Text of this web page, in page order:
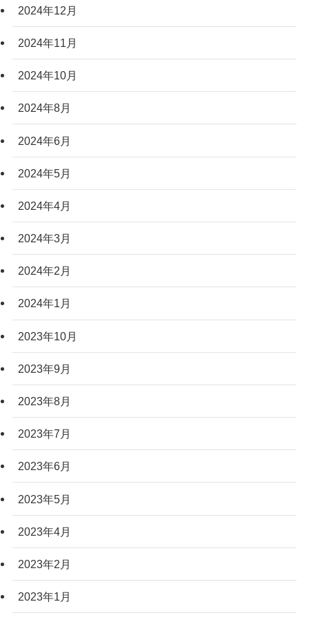
2024年12月
2024年11月
2024年10月
2024年8月
2024年6月
2024年5月
2024年4月
2024年3月
2024年2月
2024年1月
2023年10月
2023年9月
2023年8月
2023年7月
2023年6月
2023年5月
2023年4月
2023年2月
2023年1月